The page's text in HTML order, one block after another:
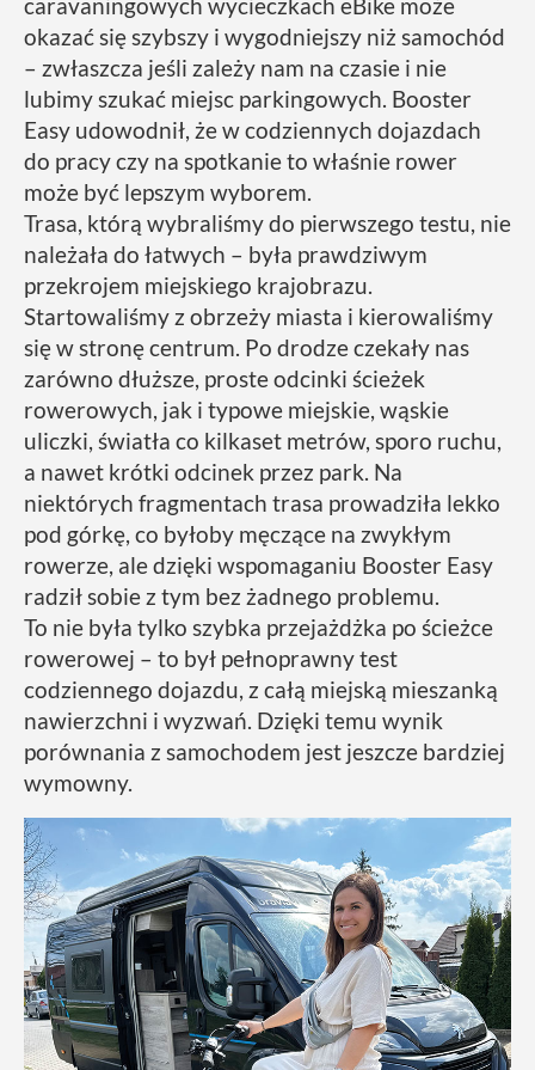
caravaningowych wycieczkach eBike może
okazać się szybszy i wygodniejszy niż samochód
– zwłaszcza jeśli zależy nam na czasie i nie
lubimy szukać miejsc parkingowych. Booster
Easy udowodnił, że w codziennych dojazdach
do pracy czy na spotkanie to właśnie rower
może być lepszym wyborem.
Trasa, którą wybraliśmy do pierwszego testu, nie
należała do łatwych – była prawdziwym
przekrojem miejskiego krajobrazu.
Startowaliśmy z obrzeży miasta i kierowaliśmy
się w stronę centrum. Po drodze czekały nas
zarówno dłuższe, proste odcinki ścieżek
rowerowych, jak i typowe miejskie, wąskie
uliczki, światła co kilkaset metrów, sporo ruchu,
a nawet krótki odcinek przez park. Na
niektórych fragmentach trasa prowadziła lekko
pod górkę, co byłoby męczące na zwykłym
rowerze, ale dzięki wspomaganiu Booster Easy
radził sobie z tym bez żadnego problemu.
To nie była tylko szybka przejażdżka po ścieżce
rowerowej – to był pełnoprawny test
codziennego dojazdu, z całą miejską mieszanką
nawierzchni i wyzwań. Dzięki temu wynik
porównania z samochodem jest jeszcze bardziej
wymowny.